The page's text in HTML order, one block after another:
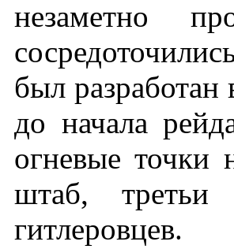
незаметно
был разработан
до начала
огневые точки
штаб, третьи
гитлеровцев.